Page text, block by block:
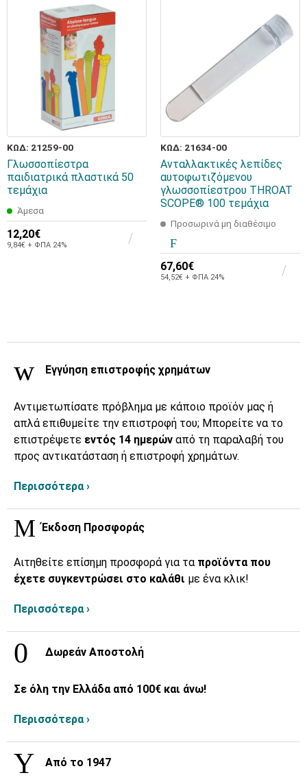
ΚΩΔ: 21259-00
Γλωσσοπίεστρα
παιδιατρικά πλαστικά 50
τεμάχια
Άμεσα
12,20€
9,84€ + ΦΠΑ 24%
ΚΩΔ: 21634-00
Aνταλλακτικές λεπίδες
αυτοφωτιζόμενου
γλωσσοπίεστρου THROAT
SCOPE® 100 τεμάχια
Προσωρινά μη διαθέσιμο
67,60€
54,52€ + ΦΠΑ 24%
Εγγύηση επιστροφής χρημάτων
Αντιμετωπίσατε πρόβλημα με κάποιο προϊόν μας ή
απλά επιθυμείτε την επιστροφή του; Μπορείτε να το
επιστρέψετε εντός 14 ημερών από τη παραλαβή του
προς αντικατάσταση ή επιστροφή χρημάτων.
Περισσότερα ›
Έκδοση Προσφοράς
Αιτηθείτε επίσημη προσφορά για τα προϊόντα που
έχετε συγκεντρώσει στο καλάθι με ένα κλικ!
Περισσότερα ›
Δωρεάν Αποστολή
Σε όλη την Ελλάδα από 100€ και άνω!
Περισσότερα ›
Από το 1947